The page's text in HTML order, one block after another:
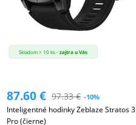
Skladom > 10 ks -zajtra u Vás
87.60€ 97.33€ -10%
Inteligentné hodinky Zeblaze Stratos 3
Pro (čierne)